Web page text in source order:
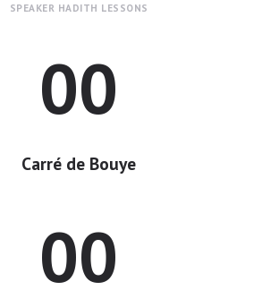
SPEAKER HADITH LESSONS
00
Carré de Bouye
00